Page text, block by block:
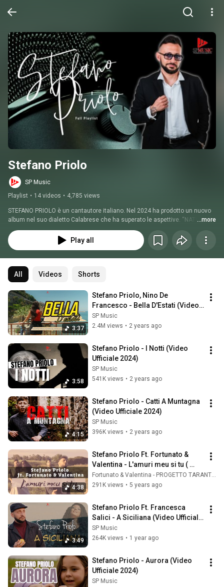
Stefano Priolo
SP Music
Playlist • 14 videos • 4,785 views
STEFANO PRIOLO è un cantautore italiano. Nel 2024 ha prodotto un nuovo
album nel suo dialetto Calabrese che ha superato le aspettive. “NATU E
CRISCIUTU” Sua la Hit “BELLA D’ESTATI”.
...more
Play all
All Videos Shorts
3:37
Stefano Priolo, Nino De
Francesco - Bella D'Estati (Video
Ufficiale 2024)
SP Music
2.4M views • 2 years ago
3:58
Stefano Priolo - I Notti (Video
Ufficiale 2024)
SP Music
541K views • 2 years ago
4:15
Stefano Priolo - Catti A Muntagna
(Video Ufficiale 2024)
SP Music
396K views • 2 years ago
4:38
Stefano Priolo Ft. Fortunato &
Valentina - L'amuri meu si tu (
Ufficiale 2021 )
Fortunato & Valentina - PROGETTO TARANTELLA
291K views • 5 years ago
3:49
Stefano Priolo Ft. Francesca
Salici - A Siciliana (Video Ufficiale
2025)
SP Music
264K views • 1 year ago
Stefano Priolo - Aurora (Video
Ufficiale 2024)
SP Music